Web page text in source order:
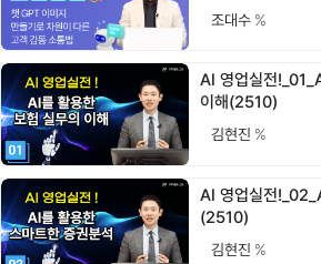
조대수 %
AI 영업실전
이해(2510)
김현진 %
AI 영업실전
(2510)
김현진 %